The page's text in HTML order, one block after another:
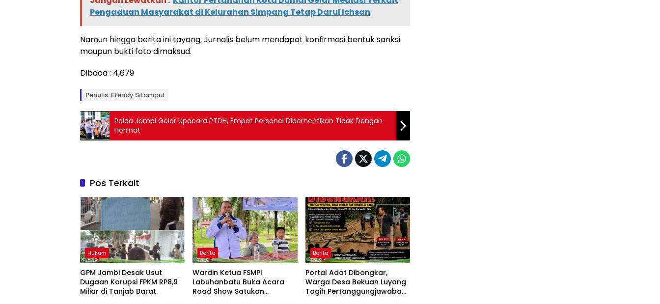
Pengaduan Masyarakat di Kelurahan Simpang Tetap Darul Ichsan
Namun hingga berita ini tayang, Jurnalis belum mendapat konfirmasi bentuk sanksi
maupun bukti foto dimaksud.
Dibaca : 4,679
Penulis: Efendy Sitompul
Polda Jambi Gelar Upacara PTDH, Empat Personel Diberhentikan Tidak Dengan
Hormat
Pos Terkait
Hukum
GPM Jambi Desak Usut
Dugaan Korupsi FPKM RP8,9
Miliar di Tanjab Barat.
Berita
Wardin Ketua FSMPI
Labuhanbatu Buka Acara
Road Show Satukan
Berita
Portal Adat Dibongkar,
Warga Desa Bekuan Luyang
Tagih Pertanggungjawaban